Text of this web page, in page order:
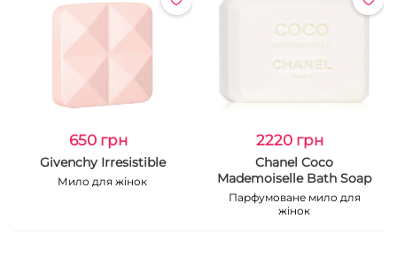
650 грн
Givenchy Irresistible
Мило для жінок
2220 грн
Chanel Coco
Mademoiselle Bath Soap
Парфумоване мило для
жінок